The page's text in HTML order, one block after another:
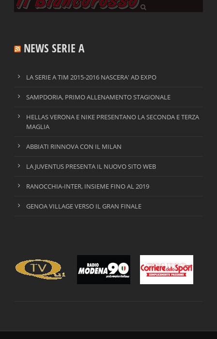
NEWS SERIE A
LA SERIE A TIM 2015-2016 NASCERA' AD EXPO
SAMPDORIA, PRIMO ALLENAMENTO STAGIONALE
HELLAS VERONA E NIKE PRESENTANO LA SECONDA E TERZA
MAGLIA
ABBIATI RINNOVA CON IL MILAN
LA JUVENTUS PRESENTA IL NUOVO SITO WEB
RANOCCHIA-INTER, INSIEME FINO AL 2019
GENOA VILLAGE VERSO IL GRAN FINALE